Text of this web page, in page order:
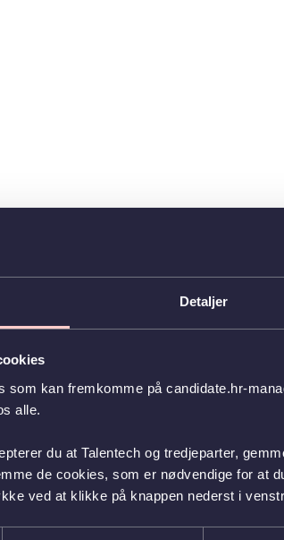
Detaljer
som kan fremkomme på candidate.hr-
alle.
du at Talentech og tredjeparter,
de cookies, som er nødvendige for at
ved at klikke på knappen nederst i